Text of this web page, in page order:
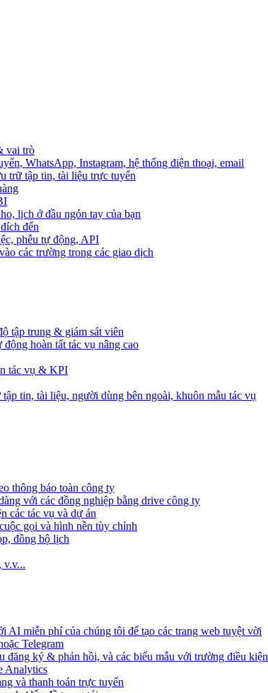
vai trò
WhatsApp, Instagram, hệ thống điện thoại, email
trữ tập tin, tài liệu trực tuyến
lịch ở đầu ngón tay của bạn
đến
phễu tự động, API
các trường trong các giao dịch
tập trung & giám sát viên
hoàn tất tác vụ nâng cao
tác vụ & KPI
tin, tài liệu, người dùng bên ngoài, khuôn mẫu tác vụ
thông báo toàn công ty
với các đồng nghiệp bằng drive công ty
các tác vụ và dự án
gọi và hình nền tùy chỉnh
đồng bộ lịch
v.v...
miễn phí của chúng tôi để tạo các trang web tuyệt vời
Telegram
đăng ký & phản hồi, và các biểu mẫu với trường điều kiện
Analytics
và thanh toán trực tuyến